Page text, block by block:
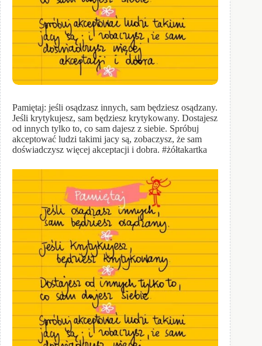
Pamiętaj: jeśli osądzasz innych, sam będziesz osądzany.
Jeśli krytykujesz, sam będziesz krytykowany. Dostajesz
od innych tylko to, co sam dajesz z siebie. Spróbuj
akceptować ludzi takimi jacy są, zobaczysz, że sam
doświadczysz więcej akceptacji i dobra. #żółtakartka